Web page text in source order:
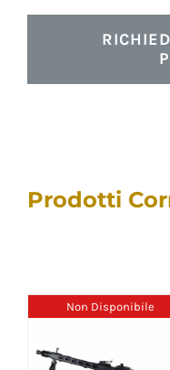
Prodotti
Non Disponibile